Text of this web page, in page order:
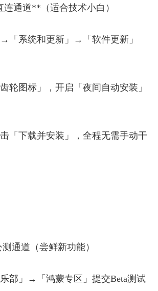
通道**（适合技术小白）
「系统和更新」→「软件更新」
轮图标」，开启「夜间自动安装」
「下载并安装」，全程无需手动干
通道（尝鲜新功能）
部」→「鸿蒙专区」提交Beta测试